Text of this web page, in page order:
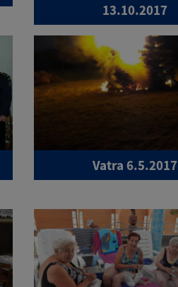
13.10.2017
Vatra 6.5.2017